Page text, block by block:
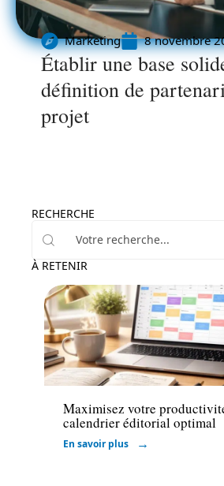
Marketing 8 novembre
Établir une base
définition de
projet
RECHERCHE
À RETENIR
Marketing
Maximisez votre
calendrier éditorial optimal
En savoir plus